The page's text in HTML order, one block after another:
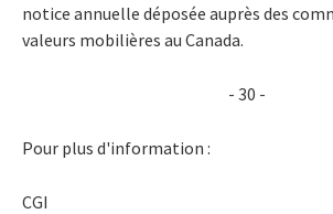
notice annuelle déposée auprès des
valeurs mobilières au Canada.
- 30 -
Pour plus d'information :
CGI